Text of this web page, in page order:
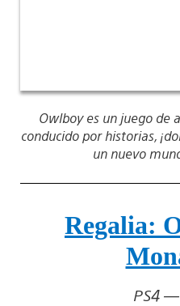
Owlboy es un juego de
conducido por historias,
un nuevo
Regalia:
PS4